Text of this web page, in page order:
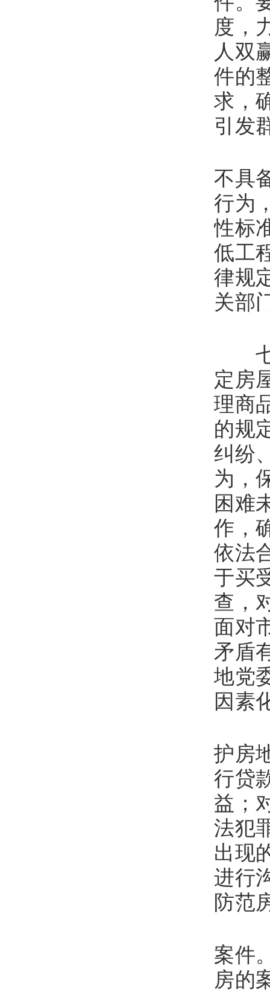
度，
人双
件的
求，
引发
不具
行为
性标
低工
律规
关部
七
定房
理商
的规
纠纷
为，
困难
作，
依法
于买
查，
面对
矛盾
地党
因素
护房
行贷
益；
法犯
出现
进行
防范
案件
房的